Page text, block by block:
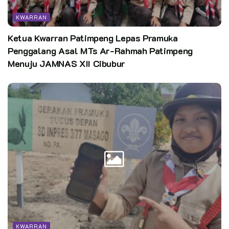
wilayahnya.
“Diharapkan kita dapat meningkatkan sinergisitas dan
kebersamaan. Lembaga/ institusi pendidikan formal yang
berada dalam naungan Kwarran Sawangan terdiri aatas
SD Negeri, SD Swasta, Madrasah Ibtidaiyah, SMP,
Madrasah Tsanawiyah, SMA, Puskesmas, dan Pemadam
Kebakaran. Maka dari itu kita mesti bersinergi agar
kegiatan kepramukaan bisa lebih aktif.” ungkap Kak
Erwin.
Ketua Kwarran Sawangan terpilih yakni Kak Erwin beserta
calon pengurus terpilih rencananya akan dilantik pasca
Lebaran Idul Fitri 1446 Hijriah. Pelantiknya sendiri adalah
Ketua Majelis Pembimbing Kwartir Ranting (Ka Mabiran) atau
dalam pemerintahan berstatus sebagai camat.
Meski belum dilantik, semangat Kak Erwin maupun calon
KWARRAN
Ketua Kwarran Patimpeng Lepas Pramuka
Penggalang Asal MTs Ar-Rahmah Patimpeng
Menuju JAMNAS XII Cibubur
KWARRAN